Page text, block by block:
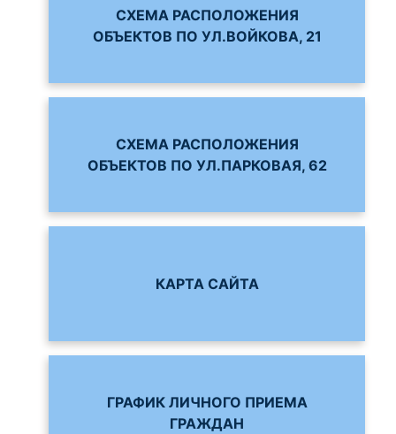
СХЕМА РАСПОЛОЖЕНИЯ
ОБЪЕКТОВ ПО УЛ.ВОЙКОВА, 21
СХЕМА РАСПОЛОЖЕНИЯ
ОБЪЕКТОВ ПО УЛ.ПАРКОВАЯ, 62
КАРТА САЙТА
ГРАФИК ЛИЧНОГО ПРИЕМА
ГРАЖДАН